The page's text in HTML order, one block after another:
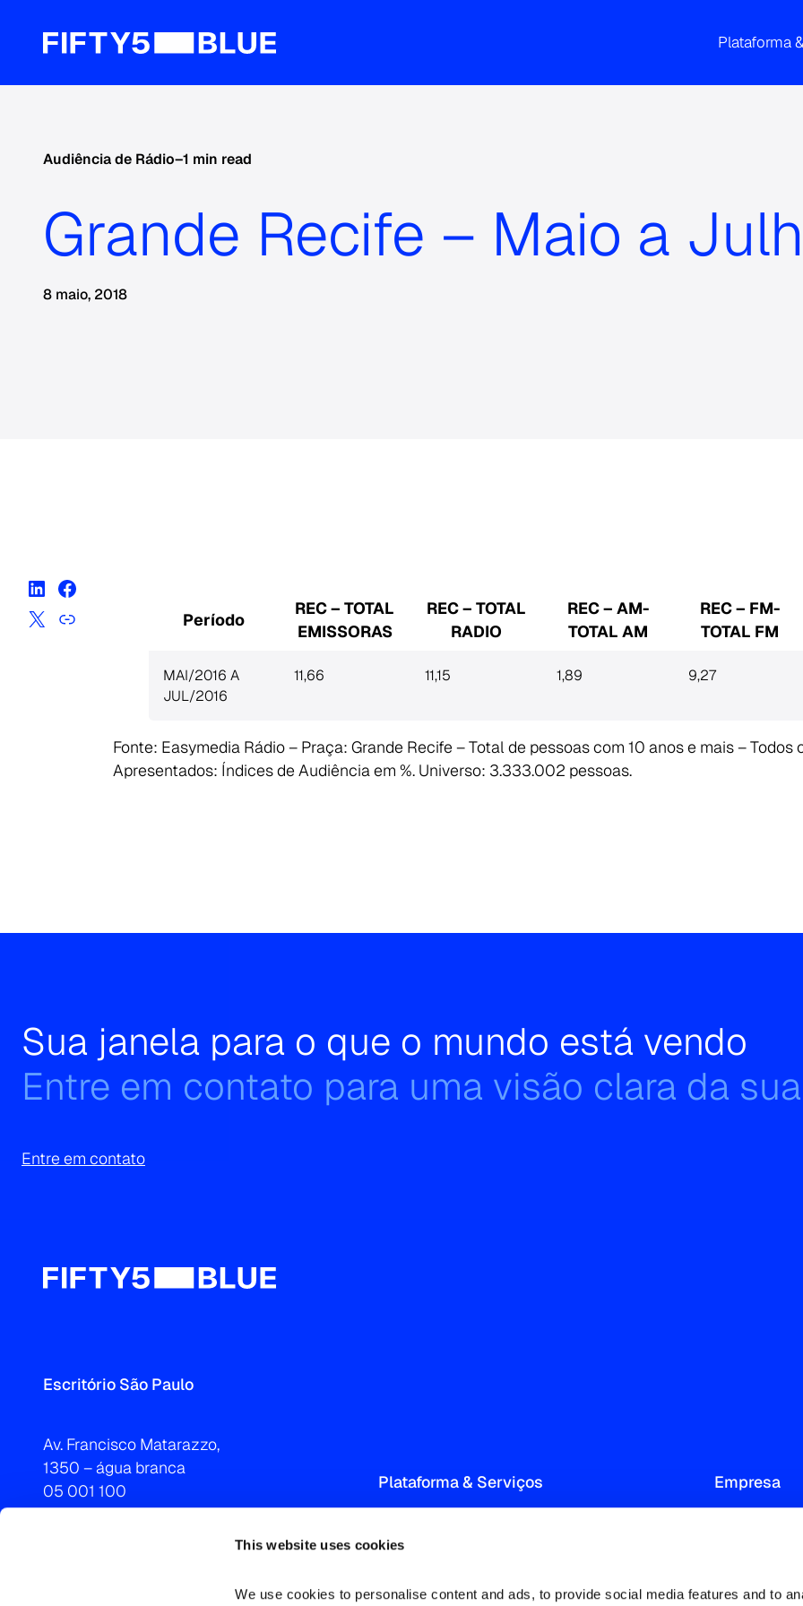
This website uses cookies
We use cookies to personalise content and ads, to provide social media features and to
Plataforma
Audiência de Rádio–1 min read
Grande Recife – Maio a
8 maio, 2018
Período
REC – TOTAL
EMISSORAS
REC – TOTAL
RADIO
REC – AM-
TOTAL AM
REC – FM-
TOTAL FM
MAI/2016 A
JUL/2016
11,66 11,15 1,89 9,27
Fonte: Easymedia Rádio – Praça: Grande Recife – Total de pessoas com 10 anos e mais –
Apresentados: Índices de Audiência em %. Universo: 3.333.002 pessoas.
Sua janela para o que o mundo está vendo
Entre em contato para uma visão clara da
Entre em contato
Escritório São Paulo
Av. Francisco Matarazzo,
1350 – água branca
05 001 100
Brasil
Plataforma & Serviços
Consumer Targeting and Profiling
Advertising Intelligence
Empresa
Notícias